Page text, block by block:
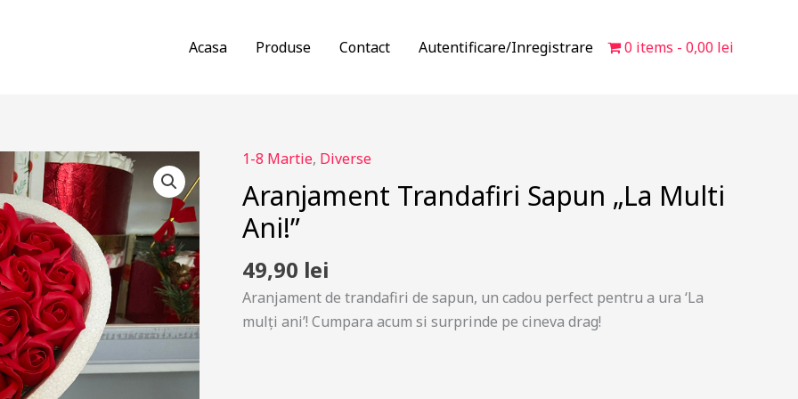
Acasa Produse Contact Autentificare/Inregistrare 0 items 0,00 lei
1-8 Martie, Diverse
Aranjament Trandafiri Sapun „La Multi
Ani!”
49,90 lei
Aranjament de trandafiri de sapun, un cadou perfect pentru a ura ‘La
mulți ani’! Cumpara acum si surprinde pe cineva drag!